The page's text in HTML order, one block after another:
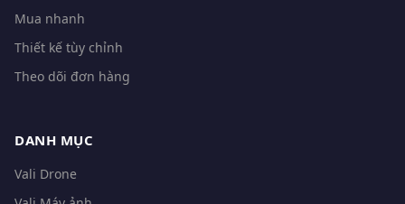
Mua nhanh
Thiết kế tùy chỉnh
Theo dõi đơn hàng
DANH MỤC
Vali Drone